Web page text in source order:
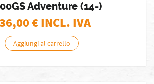
Adventure (14-)
€ INCL. IVA
Aggiungi al carrello